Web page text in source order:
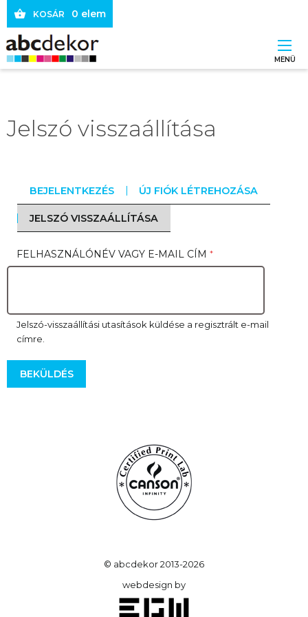
Ugrás
tartalomra
KOSÁR 0 elem
navigation
MENÜ
Jelszó visszaállítása
Elsődleges
fülek
BEJELENTKEZÉS ÚJ FIÓK LÉTREHOZÁSA
JELSZÓ VISSZAÁLLÍTÁSA
FELHASZNÁLÓNÉV VAGY E-MAIL CÍM
Jelszó-visszaállítási utasítások küldése a regisztrált e-mail
címre.
© abcdekor 2013-2026
webdesign by